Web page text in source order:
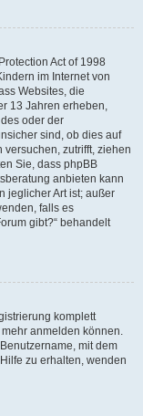
Act of 1998
im Internet von
Websites, die
13 Jahren erheben,
oder der
sind, ob dies auf
zutrifft, ziehen
Sie, dass phpBB
anbieten kann
jeglicher Art ist; außer
falls es
gibt?“ behandelt
komplett
anmelden können.
mit dem
zu erhalten, wenden